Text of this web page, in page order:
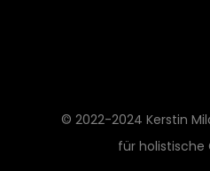
© 2022-2024 Kerstin
für holistische